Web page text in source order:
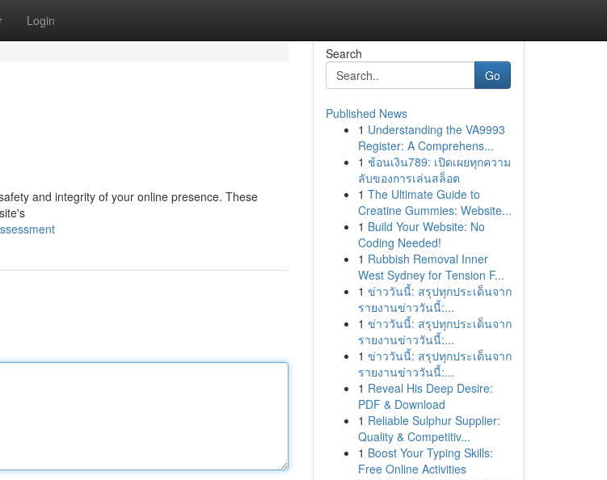
Login
and integrity of your online presence. These
Search
Go
Published News
1 Understanding the VA9993
Register: A Comprehens...
1 ช้อนเงิน789: เปิดเผยทุกความ
ลับของการเล่นสล็อต
1 The Ultimate Guide to
Creatine Gummies: Website...
1 Build Your Website: No
Coding Needed!
1 Rubbish Removal Inner
West Sydney for Tension F...
1 ข่าววันนี้: สรุปทุกประเด็นจาก
รายงานข่าววันนี้:...
1 ข่าววันนี้: สรุปทุกประเด็นจาก
รายงานข่าววันนี้:...
1 ข่าววันนี้: สรุปทุกประเด็นจาก
รายงานข่าววันนี้:...
1 Reveal His Deep Desire:
PDF & Download
1 Reliable Sulphur Supplier:
Quality & Competitiv...
1 Boost Your Typing Skills:
Free Online Activities